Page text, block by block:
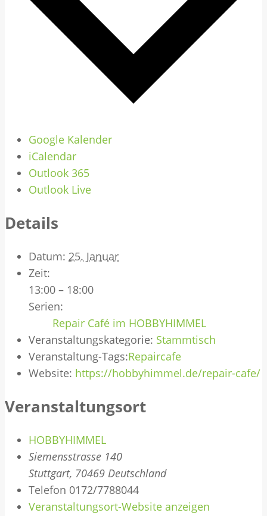
Google Kalender
iCalendar
Outlook 365
Outlook Live
Details
Datum: 25. Januar
Zeit:
13:00 – 18:00
Serien:
Repair Café im HOBBYHIMMEL
Veranstaltungskategorie: Stammtisch
Veranstaltung-Tags:Repaircafe
Website: https://hobbyhimmel.de/repair-cafe/
Veranstaltungsort
HOBBYHIMMEL
Siemensstrasse 140
Stuttgart, 70469 Deutschland
Telefon 0172/7788044
Veranstaltungsort-Website anzeigen